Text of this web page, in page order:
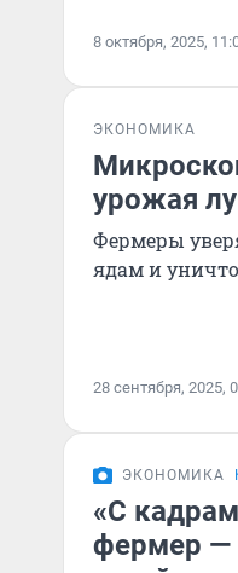
8 октября, 2025,
ЭКОНОМИКА
урожая
Фермеры
ядам и
28 сентября, 2025,
ЭКОНОМИКА
«С
фермер —